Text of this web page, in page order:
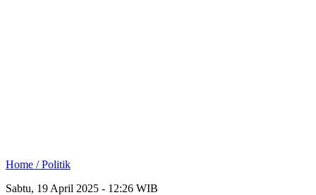
Home /Politik
Sabtu, 19 April 2025 - 12:26 WIB